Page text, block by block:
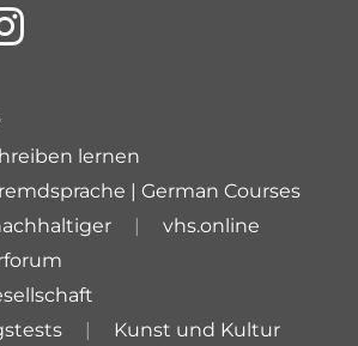
lernen
| German Courses
vhs.online
Kunst und Kultur